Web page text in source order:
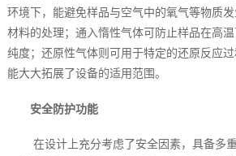
环境下，能避免样品与空气中的氧气等物质
材料的处理；通入惰性气体可防止样品在高
纯度；还原性气体则可用于特定的还原反应
能大大拓展了设备的适用范围。
安全防护功能
在设计上充分考虑了安全因素，具备多